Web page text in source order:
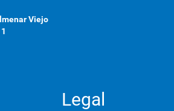
Viejo
Legal